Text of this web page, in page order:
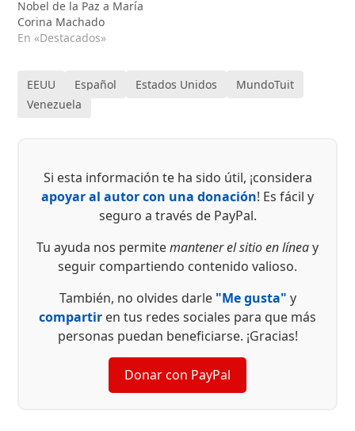
Nobel de la Paz a María
Corina Machado
representa un momento
instrumentalización
política de un galardón
humanitarismo. Lo
ocurrido en Oslo no es…
En «Destacados»
EEUU Español Estados Unidos
MundoTuit
Venezuela
Si esta información te ha sido útil, ¡considera
apoyar al autor con una donación! Es fácil y
seguro a través de PayPal.
Tu ayuda nos permitemantener el sitio en líneay
seguir compartiendo contenido valioso.
También, no olvides darle "Me gusta" y
compartir en tus redes sociales para que más
personas puedan beneficiarse. ¡Gracias!
Donar con PayPal